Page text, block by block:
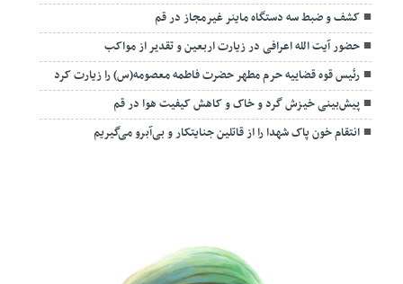
کشف و ضبط سه دستگاه ماینر غیرمجاز در قم
حضور آیت الله اعرافی در زیارت اربعین و تقدیر از مواکب
رئیس قوه قضاییه حرم مطهر حضرت فاطمه معصومه(س) را زیارت کرد
پیش‌بینی خیزش گرد و خاک و کاهش کیفیت هوا در قم
انتقام خون پاک شهدا را از قاتلین جنایتکار و بی‌آبرو می‌گیریم